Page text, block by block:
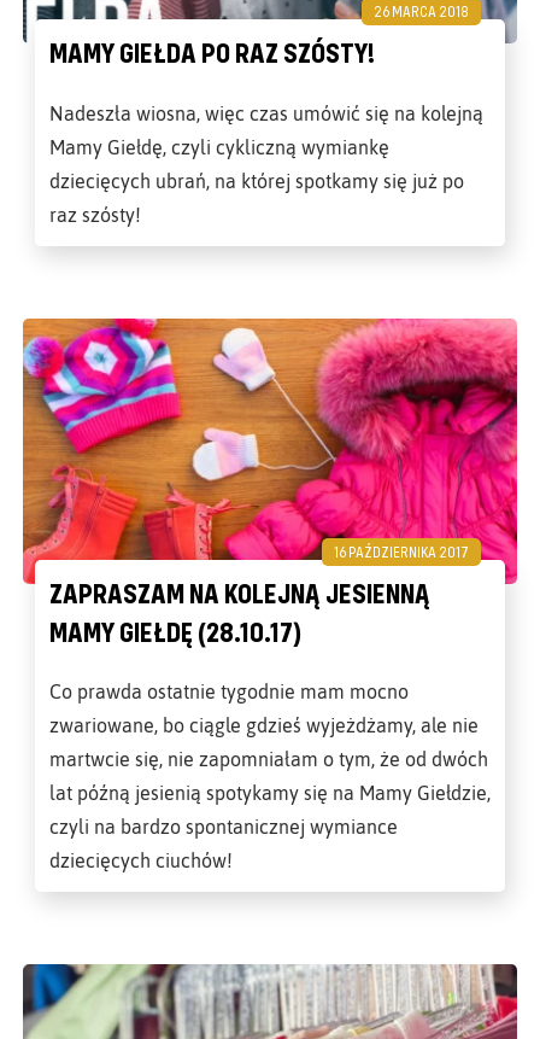
26 MARCA 2018
MAMY GIEŁDA PO RAZ SZÓSTY!
Nadeszła wiosna, więc czas umówić się na kolejną
Mamy Giełdę, czyli cykliczną wymiankę
dziecięcych ubrań, na której spotkamy się już po
raz szósty!
16 PAŹDZIERNIKA 2017
ZAPRASZAM NA KOLEJNĄ JESIENNĄ
MAMY GIEŁDĘ (28.10.17)
Co prawda ostatnie tygodnie mam mocno
zwariowane, bo ciągle gdzieś wyjeżdżamy, ale nie
martwcie się, nie zapomniałam o tym, że od dwóch
lat późną jesienią spotykamy się na Mamy Giełdzie,
czyli na bardzo spontanicznej wymiance
dziecięcych ciuchów!